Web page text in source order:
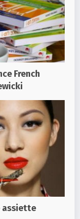
French
assiette